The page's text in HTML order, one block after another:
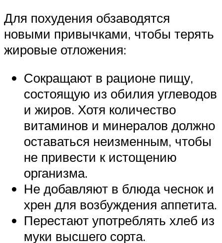
Для похудения обзаводятся
новыми привычками, чтобы терять
жировые отложения:
Сокращают в рационе пищу,
состоящую из обилия углеводов
и жиров. Хотя количество
витаминов и минералов должно
оставаться неизменным, чтобы
не привести к истощению
организма.
Не добавляют в блюда чеснок и
хрен для возбуждения аппетита.
Перестают употреблять хлеб из
муки высшего сорта.